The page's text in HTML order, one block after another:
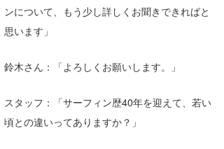
ンについて、もう少し詳しくお聞きできればと
思います」
鈴木さん：「よろしくお願いします。」
スタッフ：「サーフィン歴40年を迎えて、若い
頃との違いってありますか？」
DELTA FORCE SURF
熊谷素子
進士剛光
植村未来
NOBUFUKU
Aichan
ECE
G◎Da